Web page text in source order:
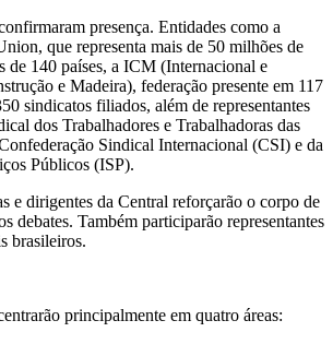
presença. Entidades como a
que representa mais de 50 milhões de
de 140 países, a ICM (Internacional e
e Madeira), federação presente em 117
sindicatos filiados, além de representantes
dos Trabalhadores e Trabalhadoras das
Sindical Internacional (CSI) e da
Públicos (ISP).
e dirigentes da Central reforçarão o corpo de
debates. Também participarão representantes
brasileiros.
principalmente em quatro áreas: